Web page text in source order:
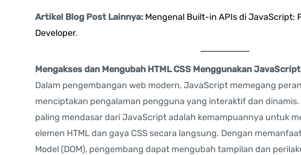
Artikel Blog Post Lainnya: Mengenal Built-in APIs di JavaScript:
Developer.
Mengakses dan Mengubah HTML CSS Menggunakan JavaScript
Dalam pengembangan web modern, JavaScript memegang
menciptakan pengalaman pengguna yang interaktif dan
paling mendasar dari JavaScript adalah kemampuannya untuk
elemen HTML dan gaya CSS secara langsung. Dengan
Model (DOM), pengembang dapat mengubah tampilan dan